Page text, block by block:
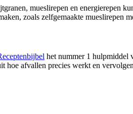
mueslirepen en energierepen
zoals zelfgemaakte mueslirepen
het nummer 1 hulpmiddel
hoe afvallen precies werkt en